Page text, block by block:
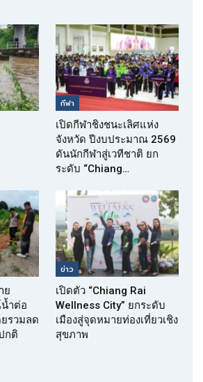
กีฬา
เปิดกีฬาชิงชนะเลิศแห่ง
จังหวัด ปีงบประมาณ 2569
ดันนักกีฬาสู่เวทีชาติ ยก
ระดับ “Chiang…
ย
ำต่อ
รวมลด
กติ
ข่าว
เปิดตัว “Chiang Rai
Wellness City” ยกระดับ
เมืองสู่จุดหมายท่องเที่ยวเชิง
สุขภาพ